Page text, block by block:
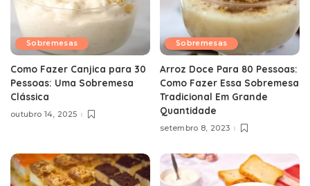
Sobremesas
Como Fazer Canjica para 30
Pessoas: Uma Sobremesa
Clássica
outubro 14, 2025
Sobremesas
Arroz Doce Para 80 Pessoas:
Como Fazer Essa Sobremesa
Tradicional Em Grande
Quantidade
setembro 8, 2023